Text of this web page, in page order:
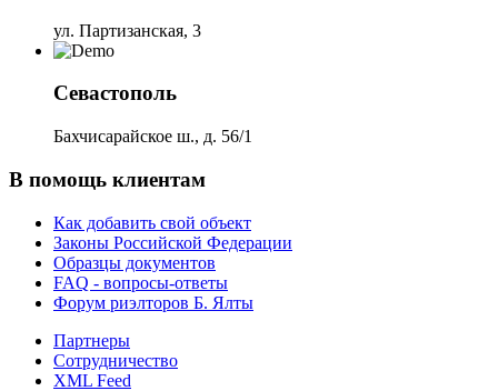
ул. Партизанская, 3
Севастополь
Бахчисарайское ш., д. 56/1
В помощь клиентам
Как добавить свой объект
Законы Российской Федерации
Образцы документов
FAQ - вопросы-ответы
Форум риэлторов Б. Ялты
Партнеры
Сотрудничество
XML Feed